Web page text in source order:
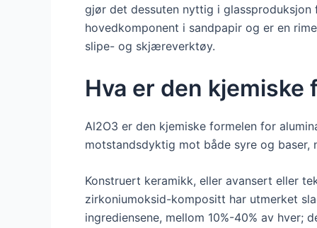
gjør det dessuten nyttig i
hovedkomponent i sandpapir og er en
slipe- og skjæreverktøy.
Hva er den kjemiske
Al2O3 er den kjemiske formelen for
motstandsdyktig mot både syre og baser,
Konstruert keramikk, eller avansert eller
zirkoniumoksid-kompositt har utmerket
ingrediensene, mellom 10%-40% av